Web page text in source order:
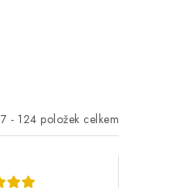
7 - 124 položek celkem